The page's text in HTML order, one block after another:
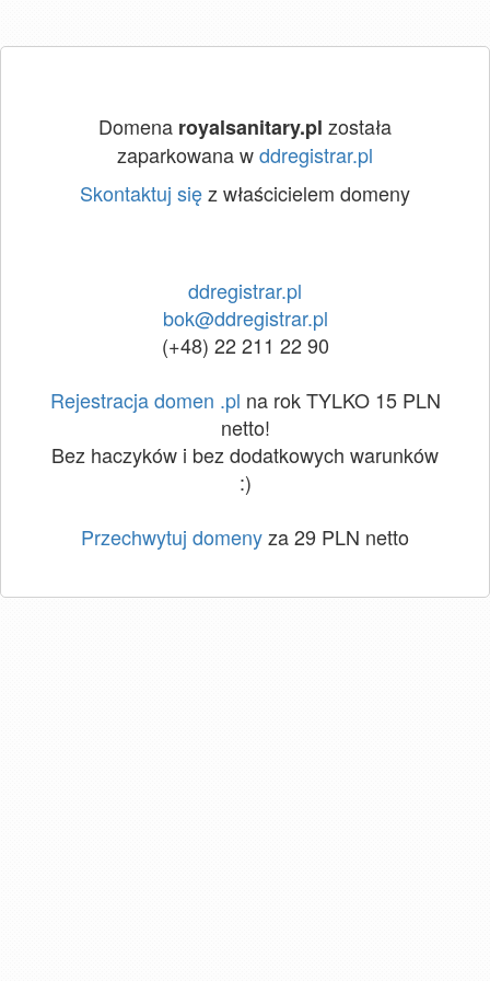
Domena royalsanitary.pl została
zaparkowana wddregistrar.pl
Skontaktuj sięz właścicielem domeny
ddregistrar.pl
bok@ddregistrar.pl
(+48) 22 211 22 90
Rejestracja domen .pl na rok TYLKO 15 PLN
netto!
Bez haczyków i bez dodatkowych warunków
:)
Przechwytuj domenyza 29 PLN netto